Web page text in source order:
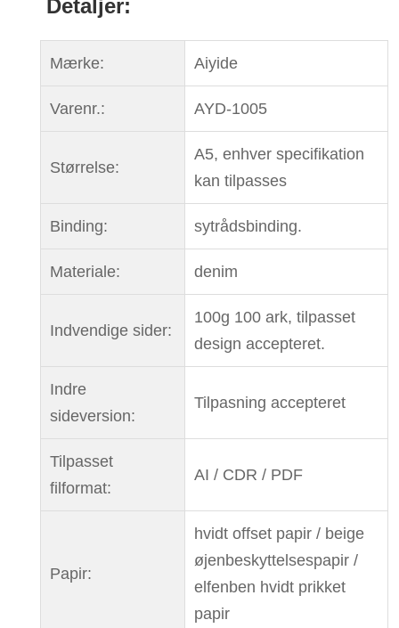
Detaljer:
Mærke: Aiyide
Varenr.: AYD-1005
Størrelse:
A5, enhver specifikation
kan tilpasses
Binding: sytrådsbinding.
Materiale: denim
Indvendige sider:
100g 100 ark, tilpasset
design accepteret.
Indre
sideversion:
Tilpasning accepteret
Tilpasset
filformat:
AI / CDR / PDF
Papir:
hvidt offset papir / beige
øjenbeskyttelsespapir /
elfenben hvidt prikket
papir